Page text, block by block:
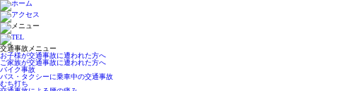
交通事故メニュー
お子様が交通事故に遭われた方へ
ご家族が交通事故に遭われた方へ
バイク事故
バス・タクシーに乗車中の交通事故
むち打ち